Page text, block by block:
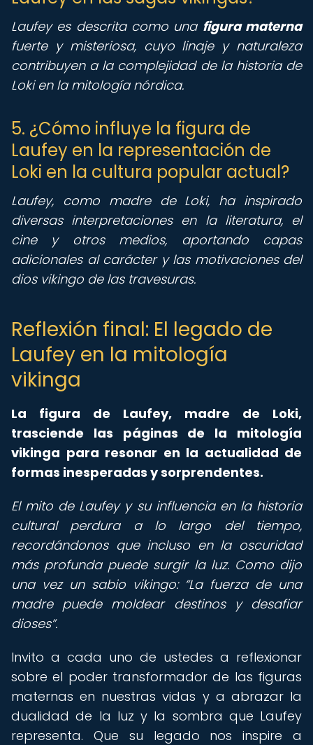
Laufey es descrita como una figura materna
fuerte y misteriosa, cuyo linaje y naturaleza
contribuyen a la complejidad de la historia de
Loki en la mitología nórdica.
5. ¿Cómo influye la figura de
Laufey en la representación de
Loki en la cultura popular actual?
Laufey, como madre de Loki, ha inspirado
diversas interpretaciones en la literatura, el
cine y otros medios, aportando capas
adicionales al carácter y las motivaciones del
dios vikingo de las travesuras.
Reflexión final: El legado de
Laufey en la mitología
vikinga
La figura de Laufey, madre de Loki,
trasciende las páginas de la mitología
vikinga para resonar en la actualidad de
formas inesperadas y sorprendentes.
El mito de Laufey y su influencia en la historia
cultural perdura a lo largo del tiempo,
recordándonos que incluso en la oscuridad
más profunda puede surgir la luz. Como dijo
una vez un sabio vikingo: La fuerza de una
madre puede moldear destinos y desafiar
dioses .
Invito a cada uno de ustedes a reflexionar
sobre el poder transformador de las figuras
maternas en nuestras vidas y a abrazar la
dualidad de la luz y la sombra que Laufey
representa. Que su legado nos inspire a